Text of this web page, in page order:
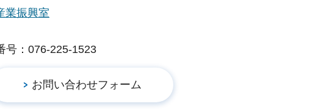
業振興室
号：076-225-1523